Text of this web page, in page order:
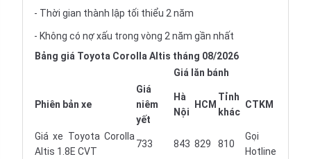
- Thời gian thành lập tối thiểu 2 năm
- Không có nợ xấu trong vòng 2 năm gần nhất
Bảng giá Toyota Corolla Altis tháng 08/2026
Giá lăn bánh
Phiên bản xe
Giá
niêm
yết
Hà
Nội
HCM
Tỉnh
khác
CTKM
Giá xe Toyota Corolla
Altis 1.8E CVT
733 843 829 810
Gọi
Hotline